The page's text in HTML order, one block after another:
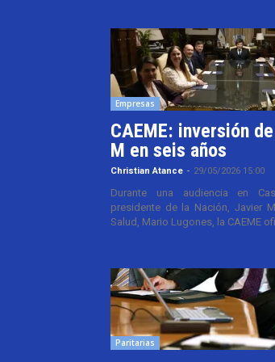
Empresas
CAEME: inversión
M en seis años
Christian Atance - 29/05/2026 15:00
Durante una audiencia en
presidente de la Nación, Javier
Salud, Mario Lugones, la CAEME
Paritarias